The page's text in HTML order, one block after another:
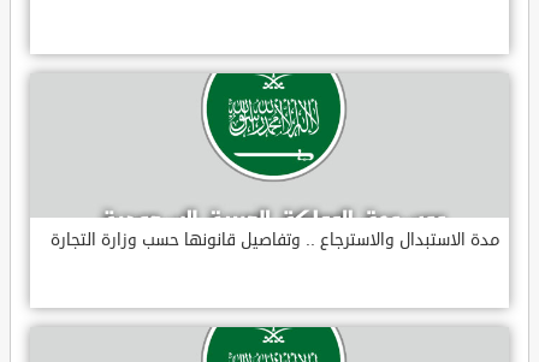
مدة الاستبدال والاسترجاع .. وتفاصيل قانونها حسب وزارة التجارة